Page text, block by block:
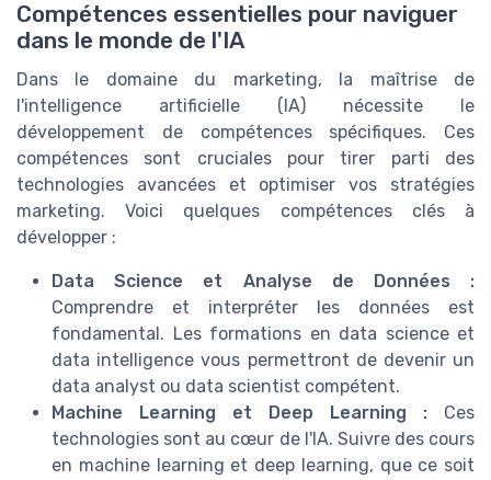
Compétences essentielles pour naviguer
dans le monde de l'IA
Dans le domaine du marketing, la maîtrise de
l'intelligence artificielle (IA) nécessite le
développement de compétences spécifiques. Ces
compétences sont cruciales pour tirer parti des
technologies avancées et optimiser vos stratégies
marketing. Voici quelques compétences clés à
développer :
Data Science et Analyse de Données :
Comprendre et interpréter les données est
fondamental. Les formations en data science et
data intelligence vous permettront de devenir un
data analyst ou data scientist compétent.
Machine Learning et Deep Learning : Ces
technologies sont au cœur de l'IA. Suivre des cours
en machine learning et deep learning, que ce soit